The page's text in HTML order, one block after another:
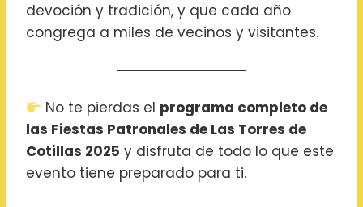
devoción y tradición, y que cada año
congrega a miles de vecinos y visitantes.
No te pierdas el programa completo de
las Fiestas Patronales de Las Torres de
Cotillas 2025 y disfruta de todo lo que este
evento tiene preparado para ti.